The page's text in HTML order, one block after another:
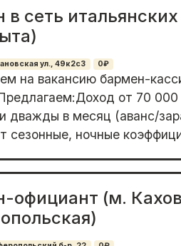
в сеть
ул., 49к2с3 0₽
на вакансию бармен-
от 70
дважды в месяц (аванс/
сезонные, ночные
официант (м.